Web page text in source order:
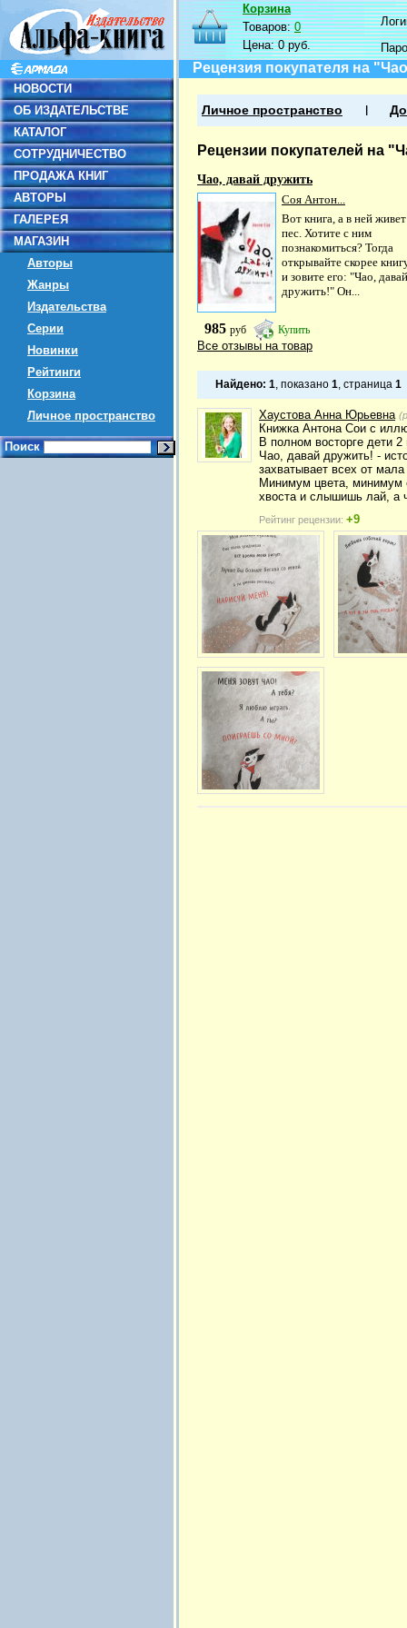
НОВОСТИ
ОБ ИЗДАТЕЛЬСТВЕ
КАТАЛОГ
СОТРУДНИЧЕСТВО
ПРОДАЖА КНИГ
АВТОРЫ
ГАЛЕРЕЯ
МАГАЗИН
Авторы
Жанры
Издательства
Серии
Новинки
Рейтинги
Корзина
Личное пространство
Поиск
Корзина
Товаров:0
Цена:0 руб.
Рецензия покупателя на
Личное пространство
Рецензии покупателей на
Чао, давай дружить
Соя Антон...
Вот книга, а в ней живет
пес. Хотите с ним
познакомиться? Тогда
открывайте скорее
и зовите его: "Чао, давай
дружить!" Он...
985 руб Купить
Все отзывы на товар
Найдено: 1, показано 1, страница 1
Хаустова Анна Юрьевна
Книжка Антона Сои с
В полном восторге дети
Чао, давай дружить! -
захватывает всех от
Минимум цвета, минимум
хвоста и слышишь лай, а
Рейтинг рецензии: +9